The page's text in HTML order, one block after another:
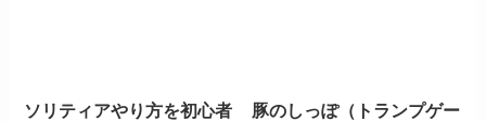
ソリティアやり方を初心者
豚のしっぽ（トランプゲー